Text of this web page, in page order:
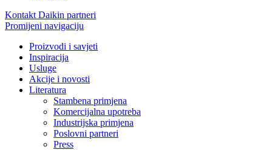
Kontakt Daikin partneri
Promijeni navigaciju
Proizvodi i savjeti
Inspiracija
Usluge
Akcije i novosti
Literatura
Stambena primjena
Komercijalna upotreba
Industrijska primjena
Poslovni partneri
Press